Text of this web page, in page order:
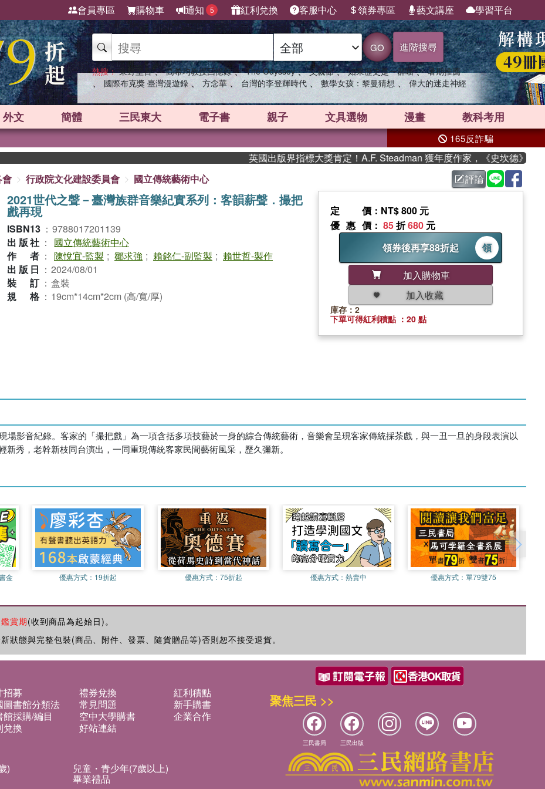
會員專區 購物車 通知 5 紅利兌換 客服中心 領券專區 藝文講座 學習平台
GO 進階搜尋
熱搜： 東野圭吾 、 高希均教授回憶錄 、 The Odyssey 、 父親節 、 如果歷史是一群喵 、 暑期推薦
、 國際布克獎 臺灣漫遊錄 、 方念華 、 台灣的李登輝時代 、 數學女孩：黎曼猜想 、 偉大的迷走神經
外文 簡體 三民東大 電子書 親子 文具選物 漫畫 教科考用
165反詐騙
英國出版界指標大獎肯定！A.F. Steadman 獲年度作家，《史坎德》系列帶
會 行政院文化建設委員會 國立傳統藝術中心 評論
2021世代之聲－臺灣族群音樂紀實系列：客韻薪聲．撮把
戲再現
ISBN13 ： 9788017201139
出版社 ：
國立傳統藝術中心
作者 ： 陳悅宜-監製 ; 鄒求強 ; 賴銘仁-副監製 ; 賴世哲-製作
出版日 ： 2024/08/01
裝訂 ： 盒裝
規格 ： 19cm*14cm*2cm (高/寬/厚)
定價 ：NT$ 800 元
優惠價 ： 85折680 元
領券後再享88折起
領
加入購物車
加入收藏
庫存：2
下單可得紅利積點 ：20 點
場影音紀錄。客家的「撮把戲」為一項含括多項技藝於一身的綜合傳統藝術，音樂會呈現客家傳統採茶戲，與一丑一旦的身段表演以
秀，老幹新枝同台演出，一同重現傳統客家民間藝術風采，歷久彌新。
金 優惠方式： 19折起 優惠方式： 75折起 優惠方式： 熱賣中 優惠方式：單79雙75
賞期(收到商品為起始日)。
狀態與完整包裝(商品、附件、發票、隨貨贈品等)否則恕不接受退貨。
招募 禮券兌換
紅利積點
圖書館分類法 常見問題
新手購書
館採購/編目 空中大學購書
企業合作
兌換 好站連結
) 兒童・青少年(7歲以上)
畢業禮品
聚焦三民 >>
三民書局 三民出版